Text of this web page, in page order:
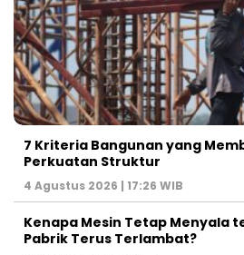
7 Kriteria Bangunan yang
Perkuatan Struktur
4 Agustus 2026 | 17:26 WIB
Kenapa Mesin Tetap Menyala
Pabrik Terus Terlambat?